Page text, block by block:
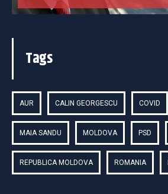
Tags
AUR CALIN GEORGESCU COVID
MAIA SANDU MOLDOVA PSD
REPUBLICA MOLDOVA ROMANIA